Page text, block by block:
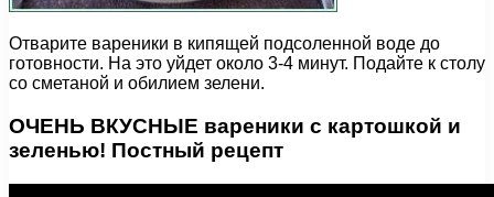
Отварите вареники в кипящей подсоленной воде до
готовности. На это уйдет около 3-4 минут. Подайте к столу
со сметаной и обилием зелени.
ОЧЕНЬ ВКУСНЫЕ вареники с картошкой и
зеленью! Постный рецепт